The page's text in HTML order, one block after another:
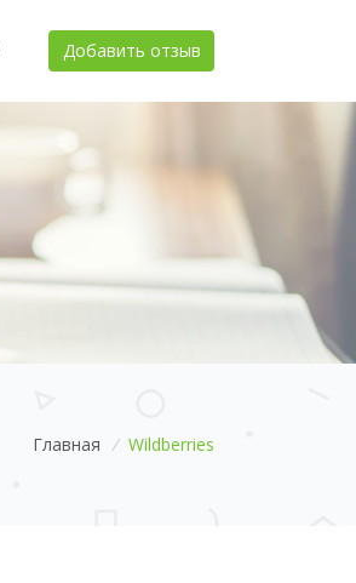
Добавить отзыв
Главная / Wildberries